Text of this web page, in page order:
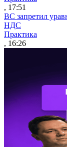
, 17:51
ВС запретил
НДС
Практика
, 16:26